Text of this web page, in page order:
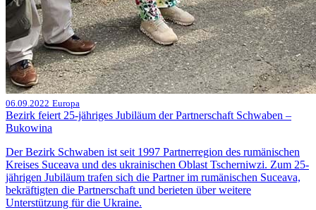
06.09.2022 Europa
Bezirk feiert 25-jähriges Jubiläum der Partnerschaft Schwaben –
Bukowina
Der Bezirk Schwaben ist seit 1997 Partnerregion des rumänischen
Kreises Suceava und des ukrainischen Oblast Tscherniwzi. Zum 25-
jährigen Jubiläum trafen sich die Partner im rumänischen Suceava,
bekräftigten die Partnerschaft und berieten über weitere
Unterstützung für die Ukraine.